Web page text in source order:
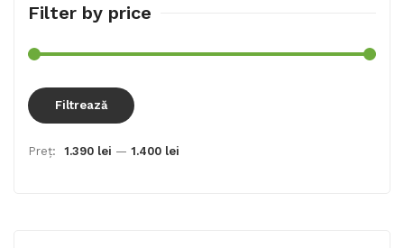
Filter by price
Filtrează
Preț: 1.390 lei — 1.400 lei